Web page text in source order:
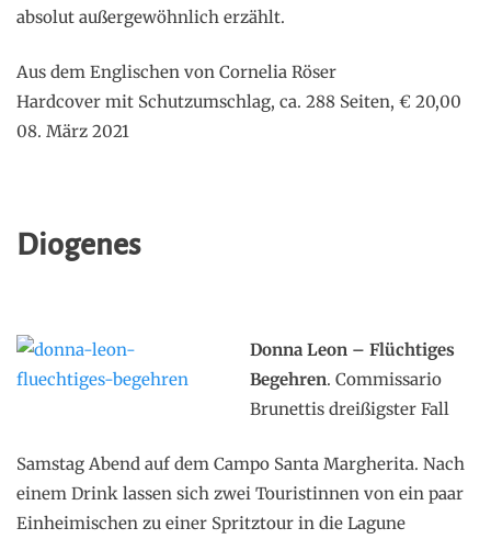
absolut außergewöhnlich erzählt.
Aus dem Englischen von Cornelia Röser
Hardcover mit Schutzumschlag, ca. 288 Seiten, € 20,00
08. März 2021
Diogenes
Donna Leon – Flüchtiges
Begehren. Commissario
Brunettis dreißigster Fall
Samstag Abend auf dem Campo Santa Margherita. Nach
einem Drink lassen sich zwei Touristinnen von ein paar
Einheimischen zu einer Spritztour in die Lagune